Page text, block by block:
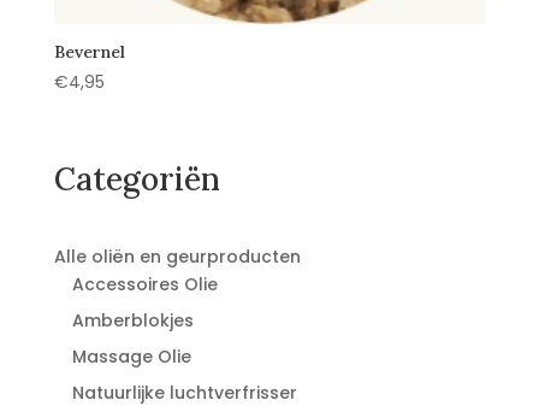
Bevernel
€4,95
Categoriën
Alle oliën en geurproducten
Accessoires Olie
Amberblokjes
Massage Olie
Natuurlijke luchtverfrisser